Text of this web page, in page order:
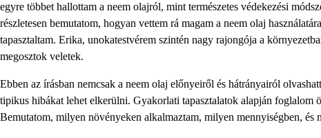
egyre többet hallottam a neem olajról, mint természetes védekezési
részletesen bemutatom, hogyan vettem rá magam a neem olaj
tapasztaltam. Erika, unokatestvérem szintén nagy rajongója a
megosztok veletek.
Ebben az írásban nemcsak a neem olaj előnyeiről és hátrányairól
tipikus hibákat lehet elkerülni. Gyakorlati tapasztalatok alapján foglalom
Bemutatom, milyen növényeken alkalmaztam, milyen mennyiségben,